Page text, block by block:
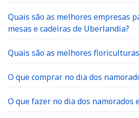
Quais são as melhores empresas
mesas e cadeiras de Uberlandia?
Quais são as melhores
O que comprar no dia dos
O que fazer no dia dos namorados